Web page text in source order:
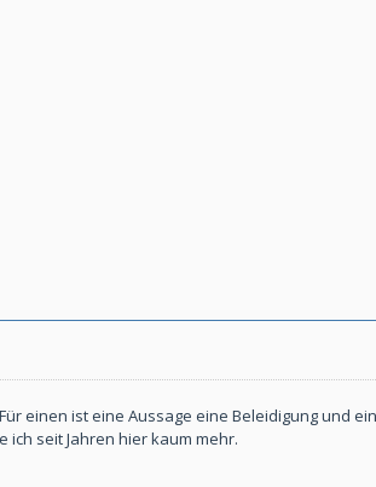
einen ist eine Aussage eine Beleidigung und
ich seit Jahren hier kaum mehr.